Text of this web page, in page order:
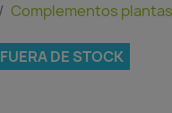
Complementos plantas
FUERA DE STOCK